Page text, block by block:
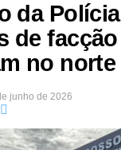
da
de
no norte
junho de 2026